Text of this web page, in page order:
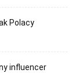
Polacy
influencer